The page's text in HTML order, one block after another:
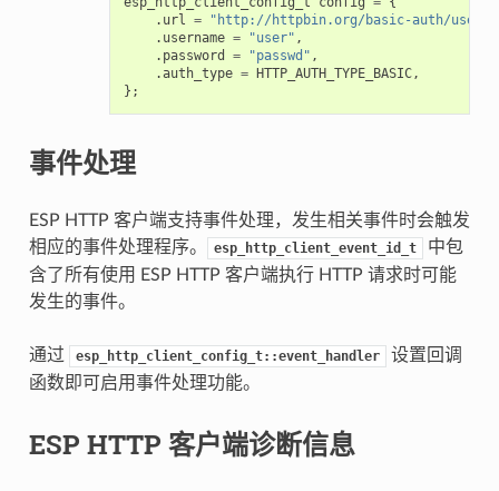
. url =
"http://httpbin.org/basic-auth/user/
. username = "user" ,
. password = "passwd" ,
.auth_type = HTTP_AUTH_TYPE_BASIC,
};
事件处理
ESP HTTP 客户端支持事件处理，发生相关事件时会触发
相应的事件处理程序。
esp_http_client_event_id_t
中包
含了所有使用 ESP HTTP 客户端执行 HTTP 请求时可能
发生的事件。
通过 esp_http_client_config_t::event_handler
设置回调
函数即可启用事件处理功能。
ESP HTTP 客户端诊断信息